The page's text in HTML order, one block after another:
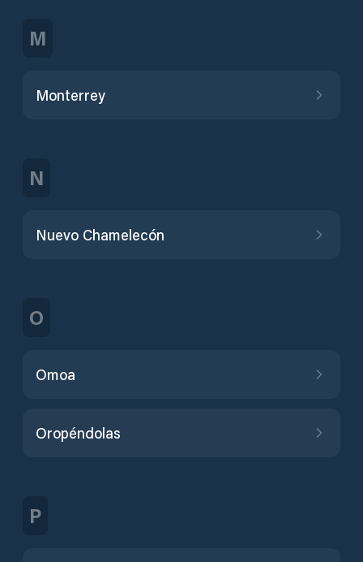
M
Monterrey
N
Nuevo Chamelecón
O
Omoa
Oropéndolas
P